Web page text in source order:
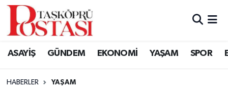
ASAYİŞ GÜNDEM EKONOMİ YAŞAM SPOR
HABERLER YAŞAM
Kastamonu Vefat Edenler